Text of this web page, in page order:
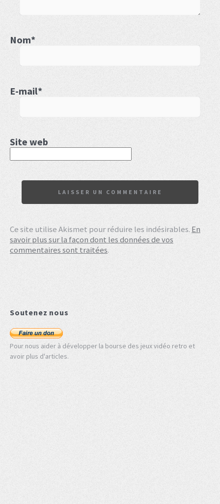
Soutenez nous
Pour nous aider à développer la bourse des jeux vidéo retro et
avoir plus d'articles.
Nom*
E-mail*
Site web
Ce site utilise Akismet pour réduire les indésirables. En
savoir plus sur la façon dont les données de vos
commentaires sont traitées.